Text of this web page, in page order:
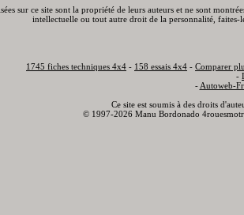
sur ce site sont la propriété de leurs auteurs et ne sont
intellectuelle ou tout autre droit de la personnalité,
1745 fiches techniques 4x4 - 158 essais 4x4 - Comparer
-
- Autoweb-
Ce site est soumis à des droits
© 1997-2026 Manu Bordonado